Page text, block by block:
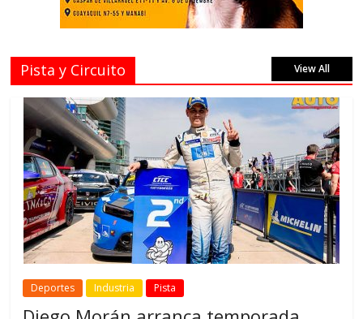
Pista y Circuito View All
Deportes Industria Pista